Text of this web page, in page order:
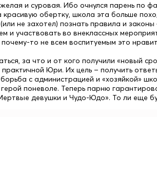
и суровая. Ибо очнулся парень по
обертку, школа эта больше
не захотел) познать правила и
и участвовать во внеклассных
то не всем воспитуемым это
за что и от кого получили «новый
Юри. Их цель – получить
с администрацией и «хозяйкой»
поневоле. Теперь парню
девушки и Чудо-Юдо». То ли еще